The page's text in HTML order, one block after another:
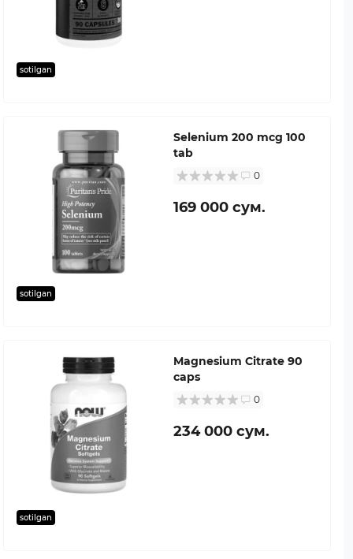
sotilgan
sotilgan
Selenium 200 mcg 100
tab
0
169 000 сум.
sotilgan
Magnesium Citrate 90
caps
0
234 000 сум.